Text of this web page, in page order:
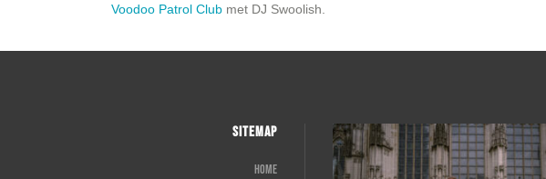
Voodoo Patrol Club met DJ Swoolish.
SITEMAP
Home